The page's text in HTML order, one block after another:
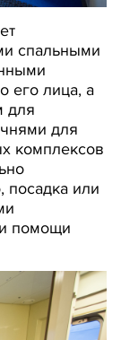
спальными
его лица, а
для
для
комплексов
посадка или
помощи